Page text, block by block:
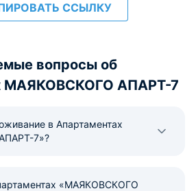
ССЫЛКУ
вопросы об
МАЯКОВСКОГО АПАРТ-7
в Апартаментах
7»?
«МАЯКОВСКОГО